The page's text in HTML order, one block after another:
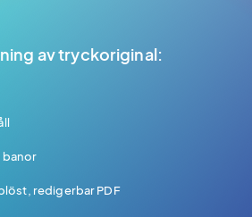
av tryckoriginal:
banor
redigerbar PDF